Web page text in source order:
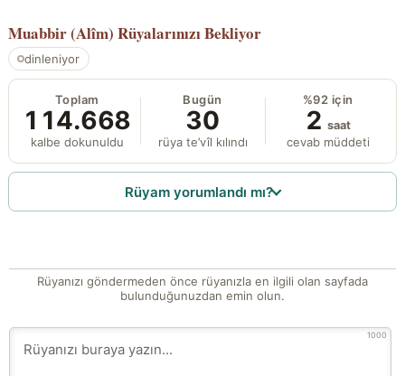
Muabbir (Alîm) Rüyalarınızı Bekliyor
dinleniyor
Toplam
114.668
kalbe dokunuldu
Bugün
30
rüya te’vîl kılındı
%92 için
2 saat
cevab müddeti
Rüyam yorumlandı mı?
Rüyanızı göndermeden önce rüyanızla en ilgili olan sayfada
bulunduğunuzdan emin olun.
1000